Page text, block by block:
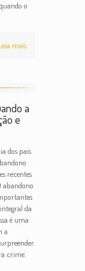
o
mais
a
e
dos pais
recentes
abandono
da
é uma
a
crime.